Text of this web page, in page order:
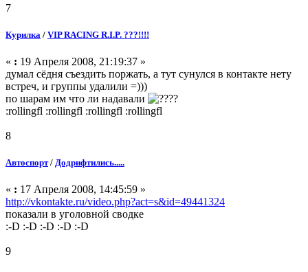
7
Курилка / VIP RACING R.I.P. ???!!!!
« : 19 Апреля 2008, 21:19:37 »
думал сёдня съездить поржать, а тут сунулся в контакте нету
встреч, и группы удалили =)))
по шарам им что ли надавали
?
:rollingfl :rollingfl :rollingfl :rollingfl
8
Автоспорт/ Додрифтились.....
« : 17 Апреля 2008, 14:45:59 »
http://vkontakte.ru/video.php?act=s&id=49441324
показали в уголовной сводке
:-D :-D :-D :-D :-D
9